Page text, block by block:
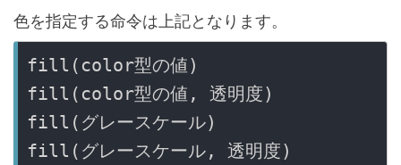
色を指定する命令は上記となります。
fill(color型の値)
fill(color型の値, 透明度)
fill(グレースケール)
fill(グレースケール, 透明度)